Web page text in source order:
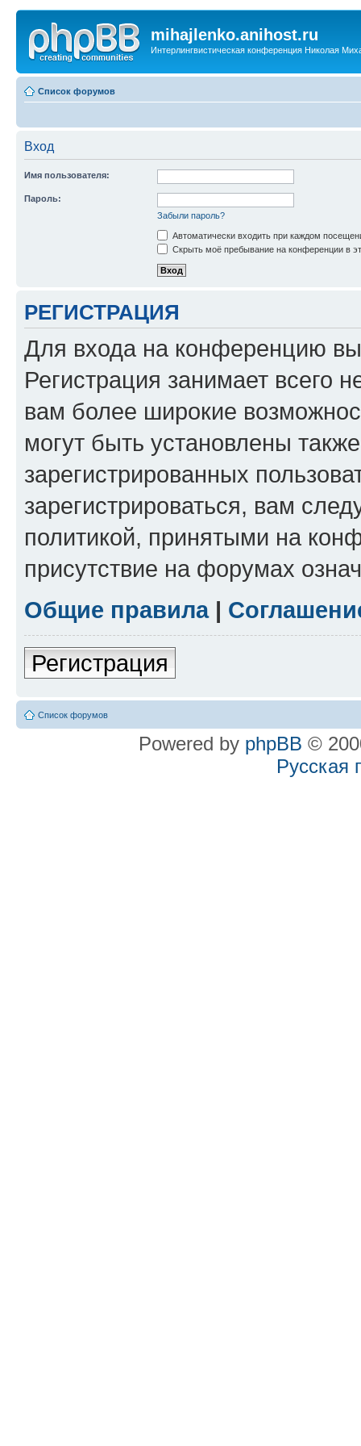
mihajlenko.anihost.ru
Интерлингвистическая конференция Николая
Список форумов
Вход
Имя пользователя:
Пароль:
Забыли пароль?
Автоматически входить при каждом
Скрыть моё пребывание на конференции в
РЕГИСТРАЦИЯ
Для входа на конференцию
Регистрация занимает всего
вам более широкие
могут быть установлены
зарегистрированных
зарегистрироваться, вам
политикой, принятыми на
присутствие на форумах
Общие правила|
Регистрация
Список форумов
Powered by phpBB ©
Русская